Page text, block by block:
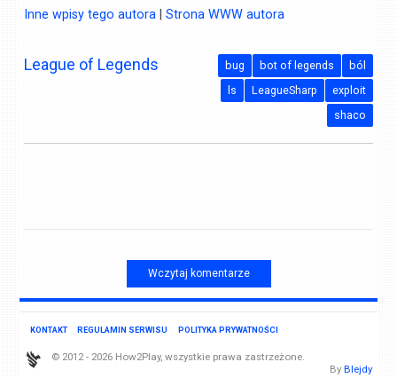
Inne wpisy tego autora |Strona WWW autora
League of Legends ból
bot of legends
bug
exploit
LeagueSharp
ls
shaco
Wczytaj komentarze
KONTAKT REGULAMIN SERWISU POLITYKA PRYWATNOŚCI
© 2012 - 2026 How2Play, wszystkie prawa zastrzeżone.
By Blejdy